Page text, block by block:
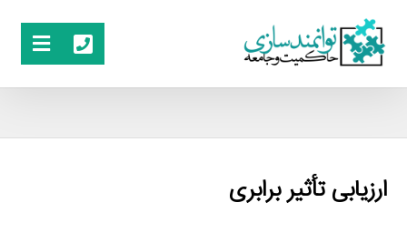
ارزیابی تأثیر برابری